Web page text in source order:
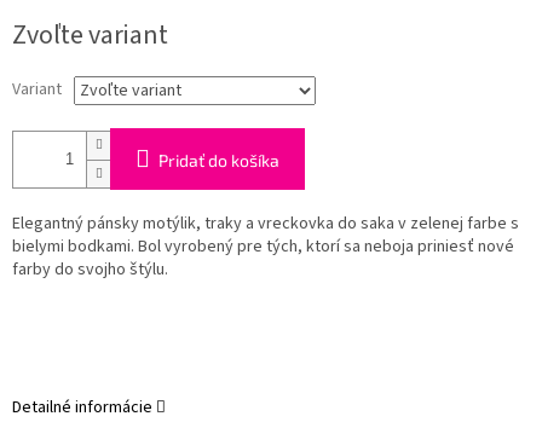
cena:
Zvoľte variant
Variant
Pridať do košíka
Elegantný pánsky motýlik, traky a vreckovka do saka v zelenej farbe s
bielymi bodkami. Bol vyrobený pre tých, ktorí sa neboja priniesť nové
farby do svojho štýlu.
Detailné informácie